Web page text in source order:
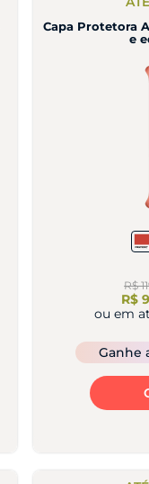
Capa Protetora
e
R$
R$
ou em
Ganhe